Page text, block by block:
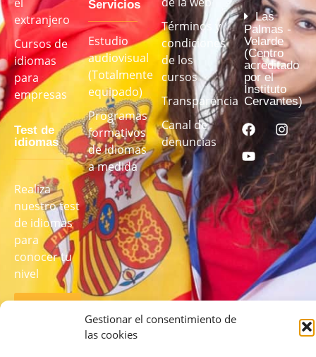
Gestionar el consentimiento de
las cookies
extranjero
Cursos de
idiomas
para
empresas
Test de
idiomas
Realiza
nuestro test
de idiomas
para
conocer tu
nivel
Servicios
Estudio
audiovisual
(Totalmente
equipado)
Programas
formativos
de idiomas
a medida
Términos y
condiciones
de los
cursos
Transparencia
Canal de
denuncias
Las
Palmas -
Velarde
(Centro
acreditado
por el
Instituto
Cervantes)